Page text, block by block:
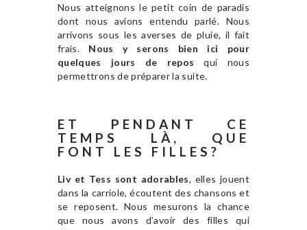
Nous atteignons le petit coin de paradis
dont nous avions entendu parlé. Nous
arrivons sous les averses de pluie, il fait
frais. Nous y serons bien ici pour
quelques jours de repos qui nous
permettrons de préparer la suite.
ET PENDANT CE
TEMPS LÀ, QUE
FONT LES FILLES?
Liv et Tess sont adorables, elles jouent
dans la carriole, écoutent des chansons et
se reposent. Nous mesurons la chance
que nous avons d’avoir des filles qui